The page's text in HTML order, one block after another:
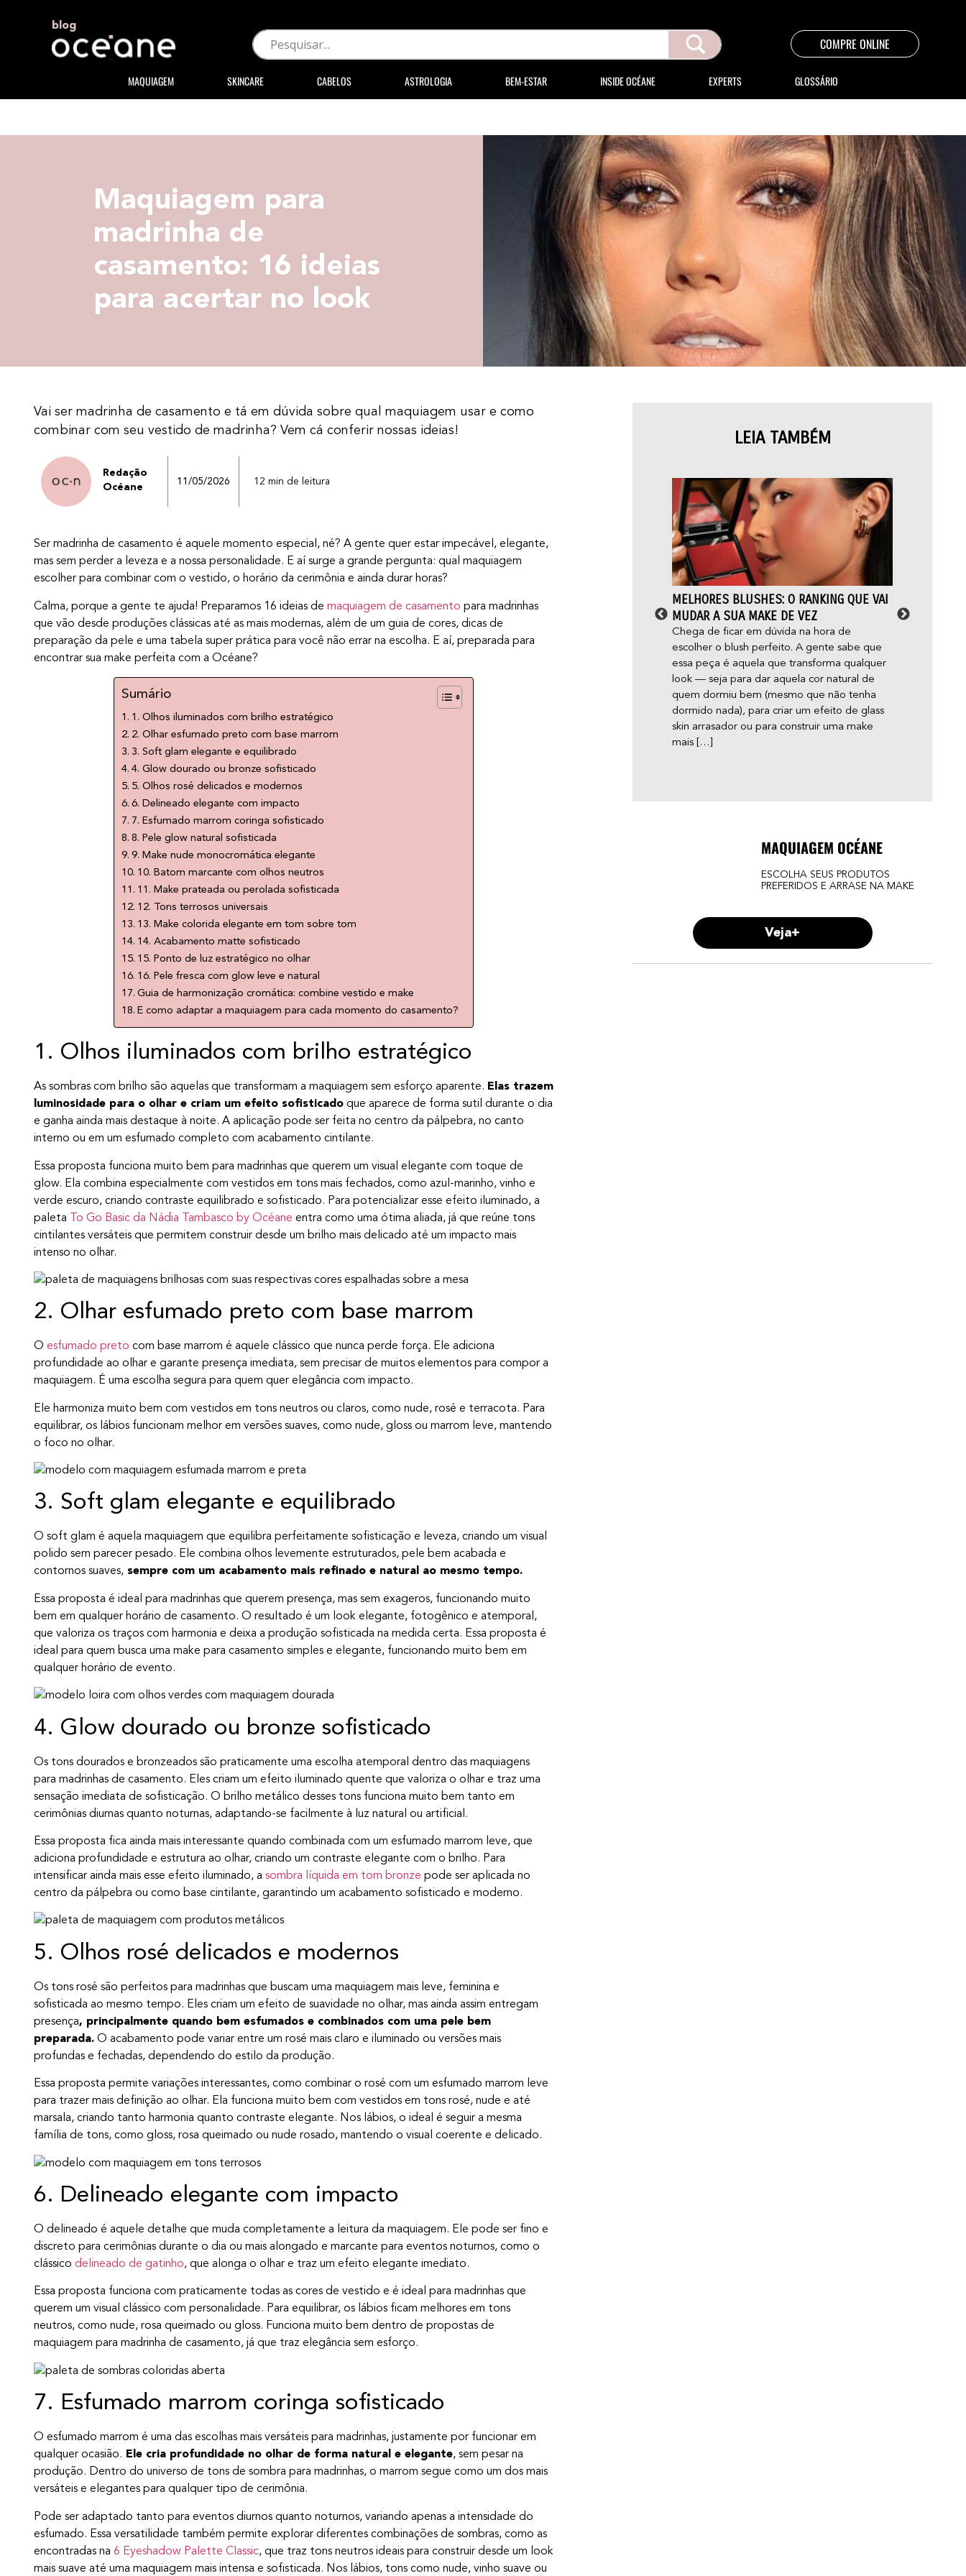
blog
COMPRE ONLINE
MAQUIAGEM SKINCARE CABELOS ASTROLOGIA BEM-ESTAR INSIDE OCÉANE EXPERTS GLOSSÁRIO
Maquiagem para
madrinha de
casamento: 16 ideias
para acertar no look
Vai ser madrinha de casamento e tá em dúvida sobre qual maquiagem usar e como
combinar com seu vestido de madrinha? Vem cá conferir nossas ideias!
Redação
Océane
11/05/2026 12 min de leitura
Ser madrinha de casamento é aquele momento especial, né? A gente quer estar impecável, elegante,
mas sem perder a leveza e a nossa personalidade. E aí surge a grande pergunta: qual maquiagem
escolher para combinar com o vestido, o horário da cerimônia e ainda durar horas?
Calma, porque a gente te ajuda! Preparamos 16 ideias de maquiagem de casamento para madrinhas
que vão desde produções clássicas até as mais modernas, além de um guia de cores, dicas de
preparação da pele e uma tabela super prática para você não errar na escolha. E aí, preparada para
encontrar sua make perfeita com a Océane?
Sumário
1. Olhos iluminados com brilho estratégico
2. Olhar esfumado preto com base marrom
3. Soft glam elegante e equilibrado
4. Glow dourado ou bronze sofisticado
5. Olhos rosé delicados e modernos
6. Delineado elegante com impacto
7. Esfumado marrom coringa sofisticado
8. Pele glow natural sofisticada
9. Make nude monocromática elegante
10. Batom marcante com olhos neutros
11. Make prateada ou perolada sofisticada
12. Tons terrosos universais
13. Make colorida elegante em tom sobre tom
14. Acabamento matte sofisticado
15. Ponto de luz estratégico no olhar
16. Pele fresca com glow leve e natural
Guia de harmonização cromática: combine vestido e make
E como adaptar a maquiagem para cada momento do casamento?
1. Olhos iluminados com brilho estratégico
As sombras com brilho são aquelas que transformam a maquiagem sem esforço aparente. Elas trazem
luminosidade para o olhar e criam um efeito sofisticado que aparece de forma sutil durante o dia
e ganha ainda mais destaque à noite. A aplicação pode ser feita no centro da pálpebra, no canto
interno ou em um esfumado completo com acabamento cintilante.
Essa proposta funciona muito bem para madrinhas que querem um visual elegante com toque de
glow. Ela combina especialmente com vestidos em tons mais fechados, como azul-marinho, vinho e
verde escuro, criando contraste equilibrado e sofisticado. Para potencializar esse efeito iluminado, a
paleta
To Go Basic da Nádia Tambasco by Océane entra como uma ótima aliada, já que reúne tons
cintilantes versáteis que permitem construir desde um brilho mais delicado até um impacto mais
intenso no olhar.
2. Olhar esfumado preto com base marrom
O esfumado preto com base marrom é aquele clássico que nunca perde força. Ele adiciona
profundidade ao olhar e garante presença imediata, sem precisar de muitos elementos para compor a
maquiagem. É uma escolha segura para quem quer elegância com impacto.
Ele harmoniza muito bem com vestidos em tons neutros ou claros, como nude, rosé e terracota. Para
equilibrar, os lábios funcionam melhor em versões suaves, como nude, gloss ou marrom leve, mantendo
o foco no olhar.
3. Soft glam elegante e equilibrado
O soft glam é aquela maquiagem que equilibra perfeitamente sofisticação e leveza, criando um visual
polido sem parecer pesado. Ele combina olhos levemente estruturados, pele bem acabada e
contornos suaves, sempre com um acabamento mais refinado e natural ao mesmo tempo.
Essa proposta é ideal para madrinhas que querem presença, mas sem exageros, funcionando muito
bem em qualquer horário de casamento. O resultado é um look elegante, fotogênico e atemporal,
que valoriza os traços com harmonia e deixa a produção sofisticada na medida certa. Essa proposta é
ideal para quem busca uma make para casamento simples e elegante, funcionando muito bem em
qualquer horário de evento.
4. Glow dourado ou bronze sofisticado
Os tons dourados e bronzeados são praticamente uma escolha atemporal dentro das maquiagens
para madrinhas de casamento. Eles criam um efeito iluminado quente que valoriza o olhar e traz uma
sensação imediata de sofisticação. O brilho metálico desses tons funciona muito bem tanto em
cerimônias diurnas quanto noturnas, adaptando-se facilmente à luz natural ou artificial.
Essa proposta fica ainda mais interessante quando combinada com um esfumado marrom leve, que
adiciona profundidade e estrutura ao olhar, criando um contraste elegante com o brilho. Para
intensificar ainda mais esse efeito iluminado, a sombra líquida em tom bronze pode ser aplicada no
centro da pálpebra ou como base cintilante, garantindo um acabamento sofisticado e moderno.
5. Olhos rosé delicados e modernos
Os tons rosé são perfeitos para madrinhas que buscam uma maquiagem mais leve, feminina e
sofisticada ao mesmo tempo. Eles criam um efeito de suavidade no olhar, mas ainda assim entregam
presença, principalmente quando bem esfumados e combinados com uma pele bem
preparada. O acabamento pode variar entre um rosé mais claro e iluminado ou versões mais
profundas e fechadas, dependendo do estilo da produção.
Essa proposta permite variações interessantes, como combinar o rosé com um esfumado marrom leve
para trazer mais definição ao olhar. Ela funciona muito bem com vestidos em tons rosé, nude e até
marsala, criando tanto harmonia quanto contraste elegante. Nos lábios, o ideal é seguir a mesma
família de tons, como gloss, rosa queimado ou nude rosado, mantendo o visual coerente e delicado.
6. Delineado elegante com impacto
O delineado é aquele detalhe que muda completamente a leitura da maquiagem. Ele pode ser fino e
discreto para cerimônias durante o dia ou mais alongado e marcante para eventos noturnos, como o
clássico delineado de gatinho, que alonga o olhar e traz um efeito elegante imediato.
Essa proposta funciona com praticamente todas as cores de vestido e é ideal para madrinhas que
querem um visual clássico com personalidade. Para equilibrar, os lábios ficam melhores em tons
neutros, como nude, rosa queimado ou gloss. Funciona muito bem dentro de propostas de
maquiagem para madrinha de casamento, já que traz elegância sem esforço.
7. Esfumado marrom coringa sofisticado
O esfumado marrom é uma das escolhas mais versáteis para madrinhas, justamente por funcionar em
qualquer ocasião. Ele cria profundidade no olhar de forma natural e elegante, sem pesar na
produção. Dentro do universo de tons de sombra para madrinhas, o marrom segue como um dos mais
versáteis e elegantes para qualquer tipo de cerimônia.
Pode ser adaptado tanto para eventos diurnos quanto noturnos, variando apenas a intensidade do
esfumado. Essa versatilidade também permite explorar diferentes combinações de sombras, como as
encontradas na 6 Eyeshadow Palette Classic, que traz tons neutros ideais para construir desde um look
mais suave até uma maquiagem mais intensa e sofisticada. Nos lábios, tons como nude, vinho suave ou
LEIA TAMBÉM
DIA DO BEIJO: CURIOSIDADES E O PODER
DESSE GESTO QUE DIZ MUITO
apesar de parecer apenas uma data simbólica
maior por trás desse gesto tão simples… e
tão poderoso, não é mesmo? Mais do que
um ato de carinho, o beijo envolve história,
MELHORES BLUSHES: O RANKING QUE VAI
MUDAR A SUA MAKE DE VEZ
Chega de ficar em dúvida na hora de
escolher o blush perfeito. A gente sabe que
essa peça é aquela que transforma qualquer
look — seja para dar aquela cor natural de
quem dormiu bem (mesmo que não tenha
dormido nada), para criar um efeito de glass
skin arrasador ou para construir uma make
mais […]
MAQUIAGEM OCÉANE
ESCOLHA SEUS PRODUTOS
PREFERIDOS E ARRASE NA MAKE
Veja+